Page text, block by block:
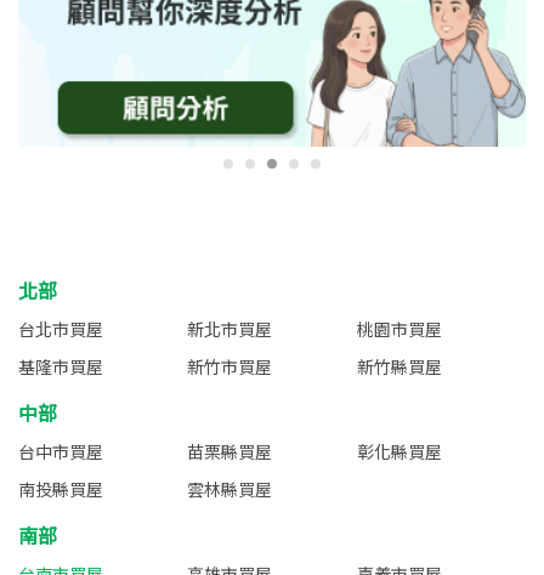
北部
台北市買屋 新北市買屋
桃園市買屋
基隆市買屋
新竹市買屋 新竹縣買屋
中部
台中市買屋 苗栗縣買屋
彰化縣買屋
南投縣買屋
雲林縣買屋
南部